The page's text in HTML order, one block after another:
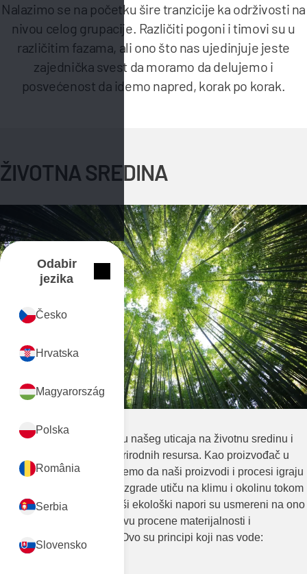
Nalazimo se na početku šire tranzicije ka održivosti na
nivou celog grupacije. Različiti pogoni i timovi su u
različitim fazama, ali ono što nas ujedinjuje jeste
zajednička svest da moramo da delujemo i
posvećenost da idemo napred, korak po korak.
ŽIVOTNA SREDINA
Posvećeni smo smanjenju našeg uticaja na životnu sredinu i
odgovornom korišćenju prirodnih resursa. Kao proizvođač u
sektoru građevine, razumemo da naši proizvodi i procesi igraju
važnu ulogu u tome kako zgrade utiču na klimu i okolinu tokom
svog životnog ciklusa.Naši ekološki napori su usmereni na ono
što je najvažnije, na osnovu procene materijalnosti i
relevantnosti u industriji. Ovo su principi koji nas vode:
Odabir
jezika
Zatvori
International
Česko
Hrvatska
Magyarország
Polska
România
Serbia
Slovensko